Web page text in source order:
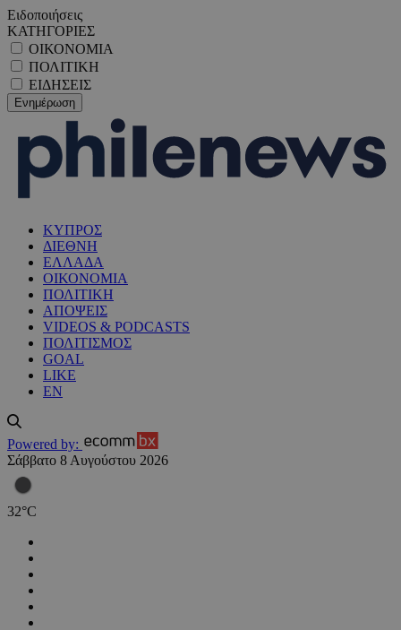
Ειδοποιήσεις
ΚΑΤΗΓΟΡΙΕΣ
ΟΙΚΟΝΟΜΙΑ
ΠΟΛΙΤΙΚΗ
ΕΙΔΗΣΕΙΣ
ΚΥΠΡΟΣ
ΔΙΕΘΝΗ
ΕΛΛΑΔΑ
ΟΙΚΟΝΟΜΙΑ
ΠΟΛΙΤΙΚΗ
ΑΠΟΨΕΙΣ
VIDEOS & PODCASTS
ΠΟΛΙΤΙΣΜΟΣ
GOAL
LIKE
EN
Powered by:
Σάββατο 8 Αυγούστου 2026
32°C